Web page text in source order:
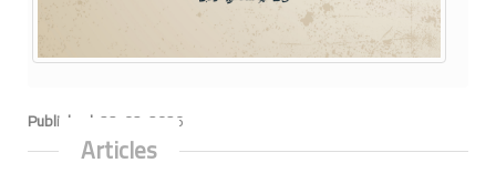
Published: 22-02-2026
Articles